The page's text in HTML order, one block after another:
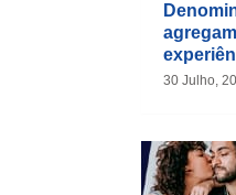
30 Julho,